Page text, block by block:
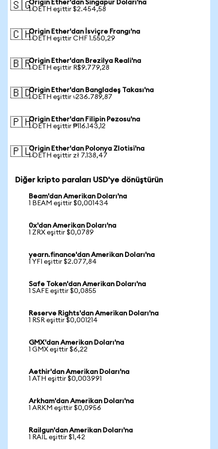
🇸🇬Origin Ether'dan Singapur Doları'na
1 OETH eşittir $2.454,58
🇨🇭Origin Ether'dan İsviçre Frangı'na
1 OETH eşittir CHF 1.550,29
🇧🇷Origin Ether'dan Brezilya Reali'na
1 OETH eşittir R$9.779,28
🇧🇩Origin Ether'dan Bangladeş Takası'na
1 OETH eşittir ৳236.789,87
🇵🇭Origin Ether'dan Filipin Pezosu'na
1 OETH eşittir ₱116.143,12
🇵🇱Origin Ether'dan Polonya Zlotisi'na
1 OETH eşittir zł 7.138,47
Diğer kripto paraları USD'ye dönüştürün
Beam'dan Amerikan Doları'na
1 BEAM eşittir $0,001434
0x'dan Amerikan Doları'na
1 ZRX eşittir $0,0789
yearn.finance'dan Amerikan Doları'na
1 YFI eşittir $2.077,84
Safe Token'dan Amerikan Doları'na
1 SAFE eşittir $0,0855
Reserve Rights'dan Amerikan Doları'na
1 RSR eşittir $0,001214
GMX'dan Amerikan Doları'na
1 GMX eşittir $6,22
Aethir'dan Amerikan Doları'na
1 ATH eşittir $0,003991
Arkham'dan Amerikan Doları'na
1 ARKM eşittir $0,0956
Railgun'dan Amerikan Doları'na
1 RAIL eşittir $1,42